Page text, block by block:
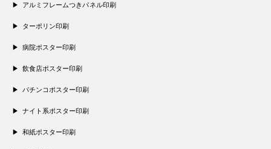
アルミフレームつきパネル印刷
ターポリン印刷
病院ポスター印刷
飲食店ポスター印刷
パチンコポスター印刷
ナイト系ポスター印刷
和紙ポスター印刷